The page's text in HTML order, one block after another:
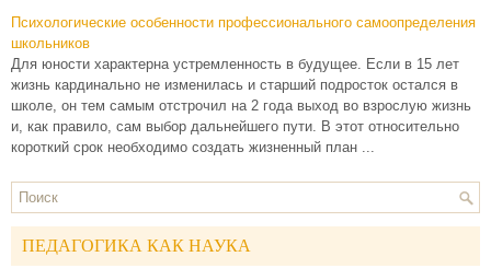
Психологические особенности профессионального самоопределения
школьников
Для юности характерна устремленность в будущее. Если в 15 лет
жизнь кардинально не изменилась и старший подросток остался в
школе, он тем самым отстрочил на 2 года выход во взрослую жизнь
и, как правило, сам выбор дальнейшего пути. В этот относительно
короткий срок необходимо создать жизненный план ...
ПЕДАГОГИКА КАК НАУКА